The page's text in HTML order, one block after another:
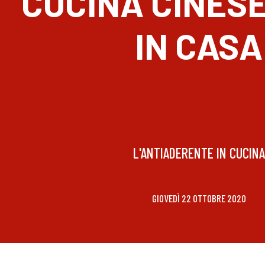
IN CASA
L'ANTIADERENTE IN CUCINA
GIOVEDÌ 22 OTTOBRE 2020